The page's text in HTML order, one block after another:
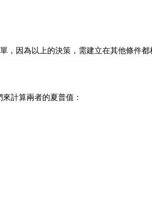
因為以上的決策，需建立在其他條件
計算兩者的夏普值：